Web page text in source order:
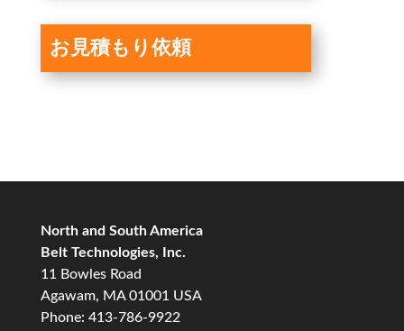
お見積もり依頼
North and South America
Belt Technologies, Inc.
11 Bowles Road
Agawam, MA 01001 USA
Phone: 413-786-9922